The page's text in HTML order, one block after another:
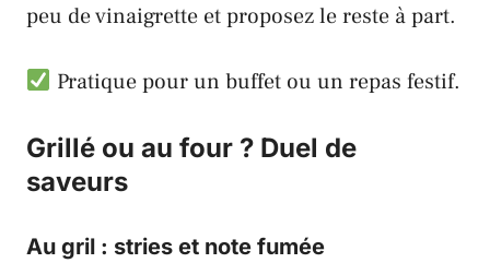
peu de vinaigrette et proposez le reste à part.
Pratique pour un buffet ou un repas festif.
Grillé ou au four ? Duel de
saveurs
Au gril : stries et note fumée